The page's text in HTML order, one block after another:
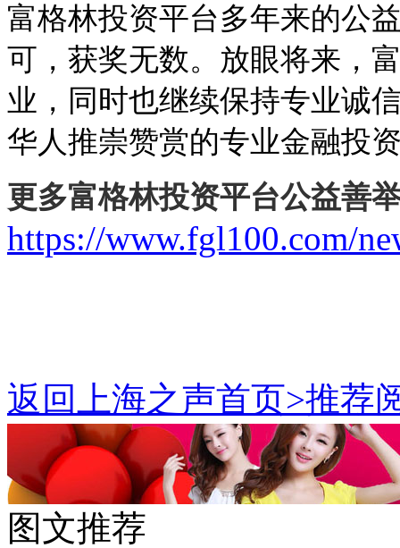
富格林投资平台多年来的公
可，获奖无数。 放眼将来 ，
业，同时也继续保持专业诚
华人推崇赞赏的专业金融投
更多富格林投资平台公益善
https://www.fgl100.com/
返回上海之声首页>推荐
图文推荐